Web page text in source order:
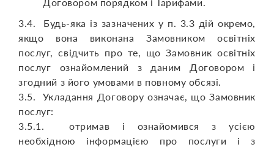
3.4. Будь-яка із зазначених у п. 3.3 дій окремо,
якщо вона виконана Замовником освітніх
послуг, свідчить про те, що Замовник освітніх
послуг ознайомлений з даним Договором і
згодний з його умовами в повному обсязі.
3.5. Укладання Договору означає, що Замовник
послуг:
3.5.1. отримав і ознайомився з усією
необхідною інформацією про послуги і з